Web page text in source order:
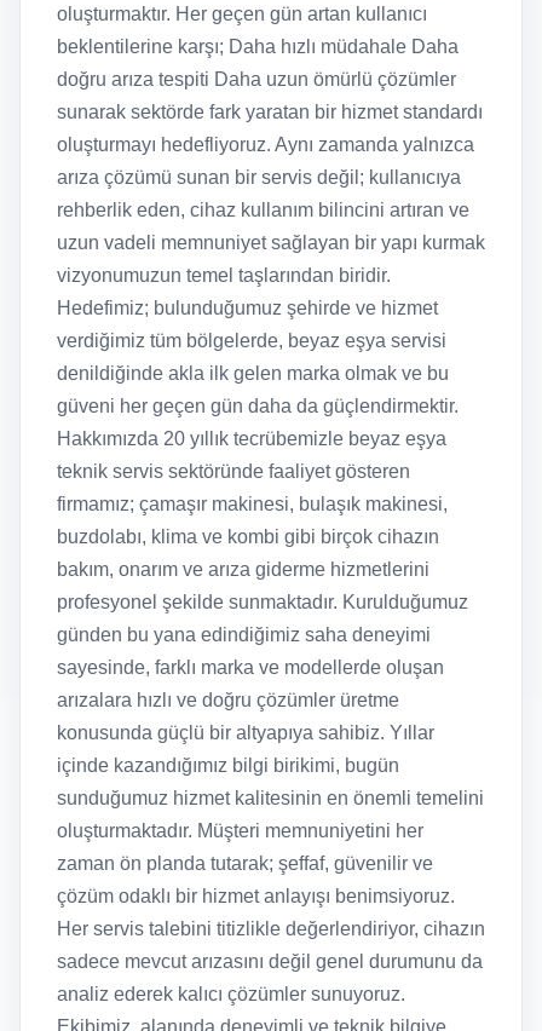
oluşturmaktır. Her geçen gün artan kullanıcı
beklentilerine karşı; Daha hızlı müdahale Daha
doğru arıza tespiti Daha uzun ömürlü çözümler
sunarak sektörde fark yaratan bir hizmet standardı
oluşturmayı hedefliyoruz. Aynı zamanda yalnızca
arıza çözümü sunan bir servis değil; kullanıcıya
rehberlik eden, cihaz kullanım bilincini artıran ve
uzun vadeli memnuniyet sağlayan bir yapı kurmak
vizyonumuzun temel taşlarından biridir.
Hedefimiz; bulunduğumuz şehirde ve hizmet
verdiğimiz tüm bölgelerde, beyaz eşya servisi
denildiğinde akla ilk gelen marka olmak ve bu
güveni her geçen gün daha da güçlendirmektir.
Hakkımızda 20 yıllık tecrübemizle beyaz eşya
teknik servis sektöründe faaliyet gösteren
firmamız; çamaşır makinesi, bulaşık makinesi,
buzdolabı, klima ve kombi gibi birçok cihazın
bakım, onarım ve arıza giderme hizmetlerini
profesyonel şekilde sunmaktadır. Kurulduğumuz
günden bu yana edindiğimiz saha deneyimi
sayesinde, farklı marka ve modellerde oluşan
arızalara hızlı ve doğru çözümler üretme
konusunda güçlü bir altyapıya sahibiz. Yıllar
içinde kazandığımız bilgi birikimi, bugün
sunduğumuz hizmet kalitesinin en önemli temelini
oluşturmaktadır. Müşteri memnuniyetini her
zaman ön planda tutarak; şeffaf, güvenilir ve
çözüm odaklı bir hizmet anlayışı benimsiyoruz.
Her servis talebini titizlikle değerlendiriyor, cihazın
sadece mevcut arızasını değil genel durumunu da
analiz ederek kalıcı çözümler sunuyoruz.
Ekibimiz, alanında deneyimli ve teknik bilgiye